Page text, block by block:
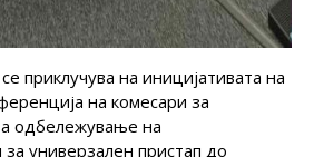
приклучува на иницијативата на
на комесари за
одбележување на
универзален пристап до